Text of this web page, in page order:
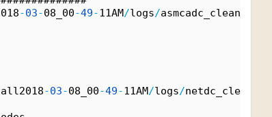
-03-08_00-49-11AM/logs/asmcadc_clean2018
-03-08_00-49-11AM/logs/